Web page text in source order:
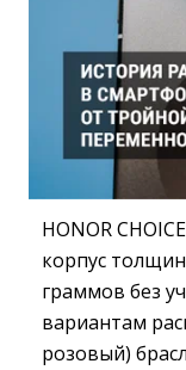
HONOR
корпус
граммов без
вариантам
розовый)